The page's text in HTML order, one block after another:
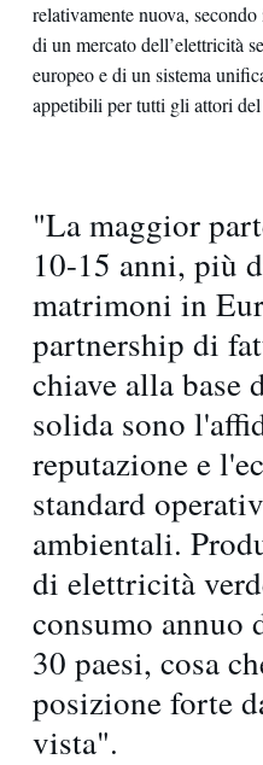
relativamente nuova,
di un mercato dell’elettricità
europeo e di un sistema
appetibili per tutti gli attori del
"La maggior
10-15 anni, più
matrimoni in
partnership di
chiave alla base
solida sono
reputazione e
standard
ambientali.
di elettricità
consumo annuo
30 paesi, cosa
posizione forte
vista".